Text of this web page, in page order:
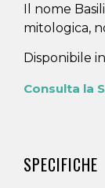
Il nome
mitologica,
Disponibile
Consulta la
SPECIFICHE